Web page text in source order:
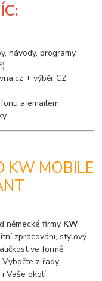
návody, programy,
+ výběr CZ
a emailem
KW MOBILE
německé firmy KW
zpracování, stylový
ve formě
z řady
Vaše okolí.